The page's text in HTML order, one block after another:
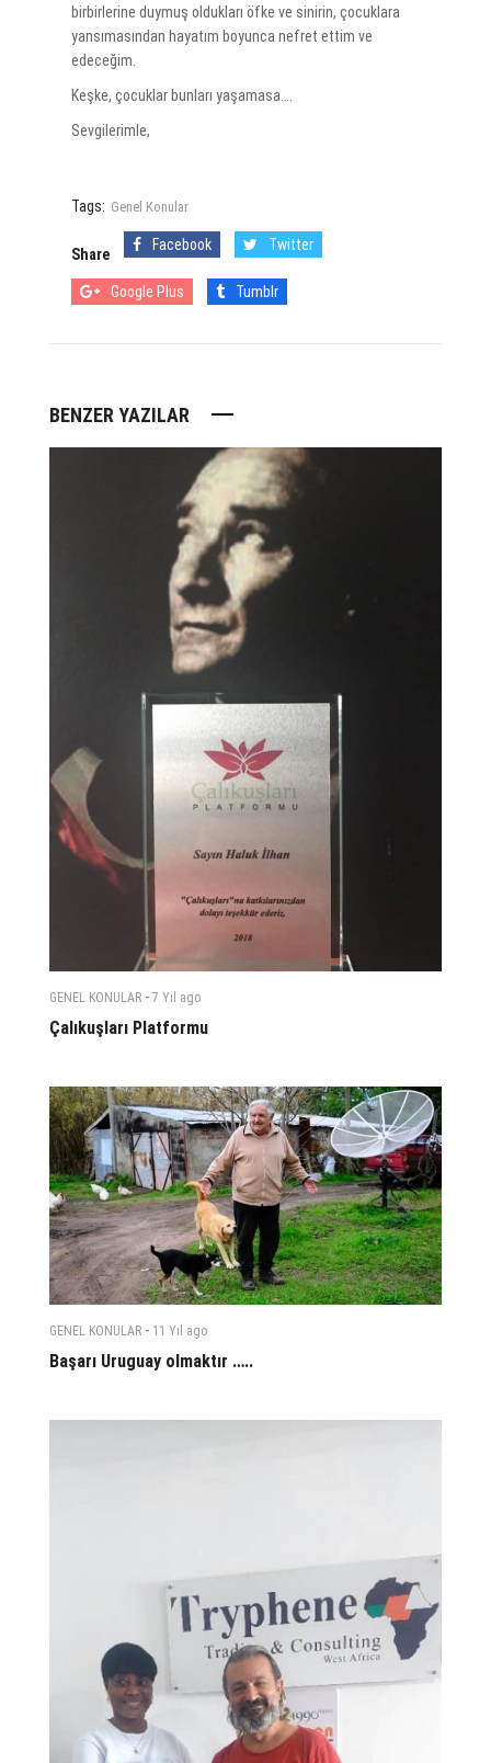
birbirlerine duymuş oldukları öfke ve sinirin, çocuklara
yansımasından hayatım boyunca nefret ettim ve
edeceğim.
Keşke, çocuklar bunları yaşamasa….
Sevgilerimle,
Tags: Genel Konular
Share
Facebook Twitter
Google Plus Tumblr
BENZER YAZILAR
GENEL KONULAR- 7 Yıl ago
Çalıkuşları Platformu
GENEL KONULAR- 11 Yıl ago
Başarı Uruguay olmaktır …..